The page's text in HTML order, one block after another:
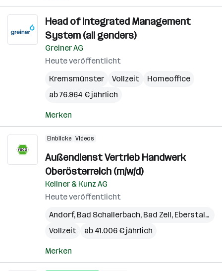
Head of Integrated Management
System (all genders)
Greiner AG
Heute veröffentlicht
Kremsmünster
Vollzeit
Homeoffice
ab 76.964 € jährlich
Merken
Einblicke Videos
Außendienst Vertrieb Handwerk
Oberösterreich (m/w/d)
Kellner & Kunz AG
Heute veröffentlicht
Andorf, Bad Schallerbach, Bad Zell, Eberstalzell
Vollzeit
ab 41.006 € jährlich
Merken